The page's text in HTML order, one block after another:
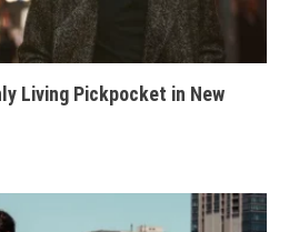
Living Pickpocket in New